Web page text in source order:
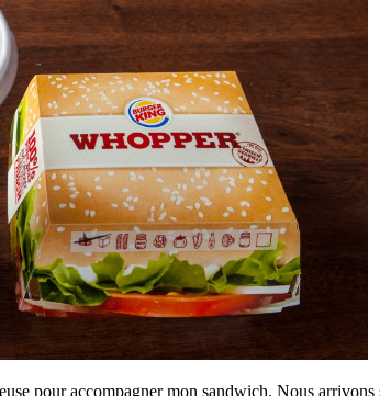
pour accompagner mon sandwich. Nous